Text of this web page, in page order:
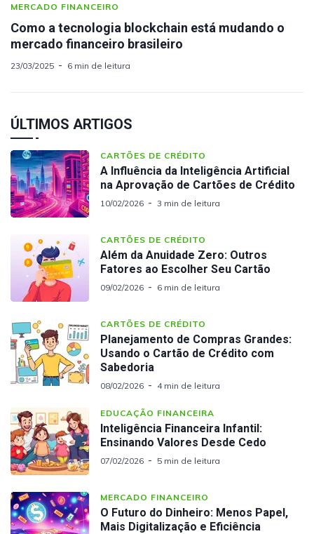
MERCADO FINANCEIRO
Como a tecnologia blockchain está mudando o
mercado financeiro brasileiro
23/03/2025 6 min de leitura
ÚLTIMOS ARTIGOS
CARTÕES DE CRÉDITO
A Influência da Inteligência Artificial
na Aprovação de Cartões de Crédito
10/02/2026 3 min de leitura
CARTÕES DE CRÉDITO
Além da Anuidade Zero: Outros
Fatores ao Escolher Seu Cartão
09/02/2026 6 min de leitura
CARTÕES DE CRÉDITO
Planejamento de Compras Grandes:
Usando o Cartão de Crédito com
Sabedoria
08/02/2026 4 min de leitura
EDUCAÇÃO FINANCEIRA
Inteligência Financeira Infantil:
Ensinando Valores Desde Cedo
07/02/2026 5 min de leitura
MERCADO FINANCEIRO
O Futuro do Dinheiro: Menos Papel,
Mais Digitalização e Eficiência